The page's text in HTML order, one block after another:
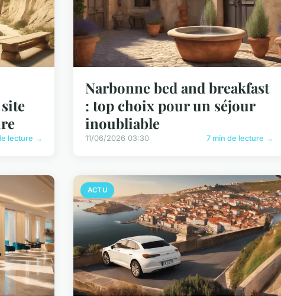
lecture →
Narbonne bed and breakfast
: top choix pour un séjour
inoubliable
11/06/2026 03:30 7 min de lecture →
ACTU